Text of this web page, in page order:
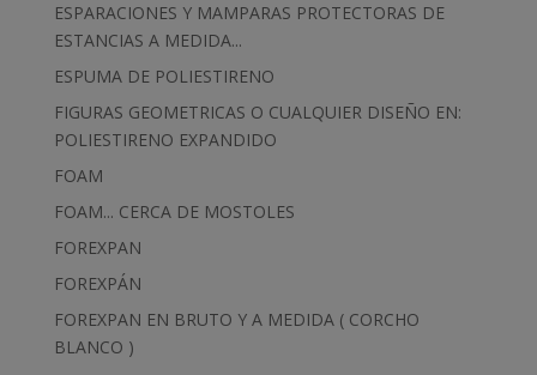
ESPARACIONES Y MAMPARAS PROTECTORAS DE
ESTANCIAS A MEDIDA...
ESPUMA DE POLIESTIRENO
FIGURAS GEOMETRICAS O CUALQUIER DISEÑO EN:
POLIESTIRENO EXPANDIDO
FOAM
FOAM... CERCA DE MOSTOLES
FOREXPAN
FOREXPÁN
FOREXPAN EN BRUTO Y A MEDIDA ( CORCHO
BLANCO )